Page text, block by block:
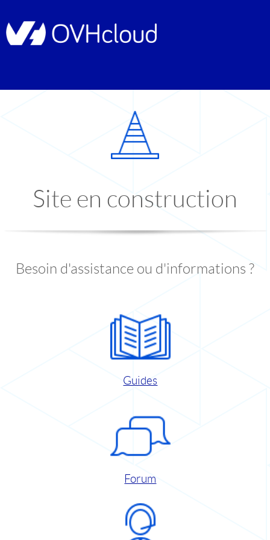
Site en construction
Besoin d'assistance ou d'informations ?
Guides
Forum